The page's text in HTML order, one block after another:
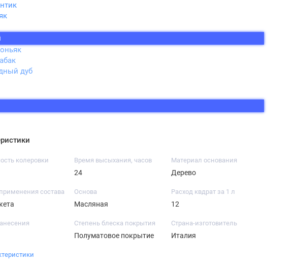
дуб
колеровки Время высыхания, часов
24
Материал основания
Дерево
состава Основа
Масляная
Расход квдрат за 1 л
12
Степень блеска покрытия
Полуматовое покрытие
Страна-изготовитель
Италия